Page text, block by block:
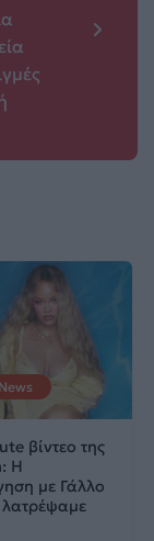
βίντεο της
Η
με Γάλλο